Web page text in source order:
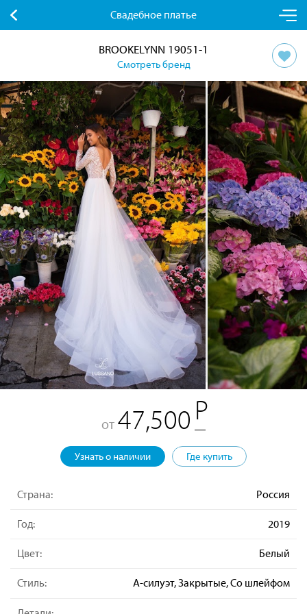
Свадебное платье
BROOKELYNN 19051-1
Смотреть бренд
от 47,500
Узнать о наличии Где купить
Страна: Россия
Год: 2019
Цвет: Белый
Стиль: А-силуэт, Закрытые, Со шлейфом